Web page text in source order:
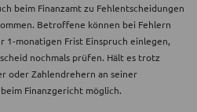
beim Finanzamt zu Fehlentscheidungen
Betroffene können bei Fehlern
1-monatigen Frist Einspruch einlegen,
nochmals prüfen. Hält es trotz
oder Zahlendrehern an seiner
Finanzgericht möglich.